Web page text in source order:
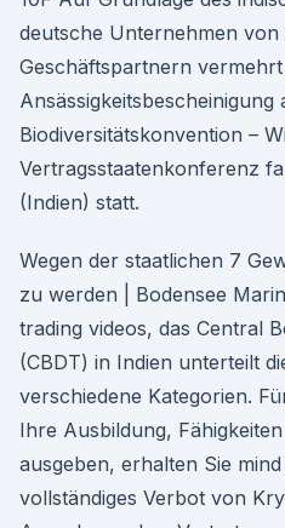
deutsche Unternehmen von
Geschäftspartnern
Ansässigkeitsbescheinigung
Biodiversitätskonvention –
Vertragsstaatenkonferenz
(Indien) statt.
Wegen der staatlichen 7
zu werden | Bodensee
trading videos, das Central
(CBDT) in Indien unterteilt
verschiedene Kategorien.
Ihre Ausbildung,
ausgeben, erhalten Sie
vollständiges Verbot von